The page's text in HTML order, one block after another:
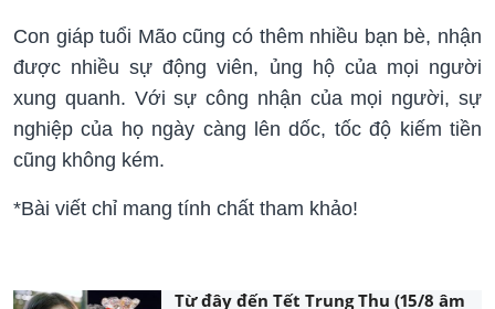
Con giáp tuổi Mão cũng có thêm nhiều bạn bè, nhận
được nhiều sự động viên, ủng hộ của mọi người
xung quanh. Với sự công nhận của mọi người, sự
nghiệp của họ ngày càng lên dốc, tốc độ kiếm tiền
cũng không kém.
*Bài viết chỉ mang tính chất tham khảo!
Từ đây đến Tết Trung Thu (15/8 âm